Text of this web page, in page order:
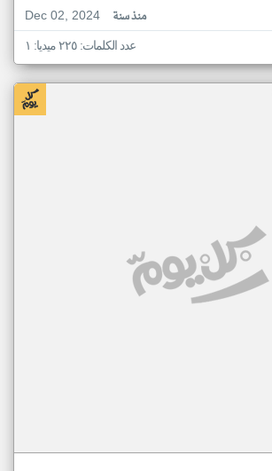
Dec 02, 2024
منذ سنة
عدد الكلمات: ٢٢٥ ميديا: ١